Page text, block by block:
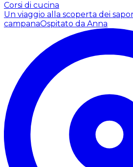
Corsi di cucina
Un viaggio alla scoperta dei
campanaOspitato da Anna